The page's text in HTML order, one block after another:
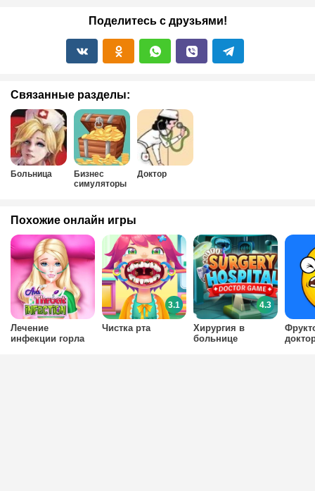
Поделитесь с друзьями!
Связанные разделы:
Больница
Бизнес
симуляторы
Доктор
Похожие онлайн игры
Лечение
инфекции горла
Чистка рта
3.1
Хирургия в
больнице
4.3